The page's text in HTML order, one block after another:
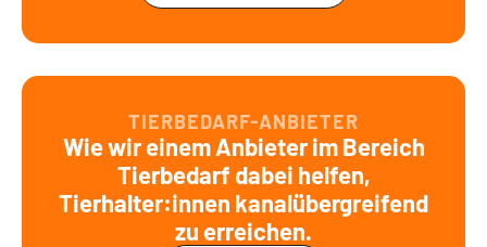
TIERBEDARF-ANBIETER
Wie wir einem Anbieter im Bereich
Tierbedarf dabei helfen,
Tierhalter:innen kanalübergreifend
zu erreichen.